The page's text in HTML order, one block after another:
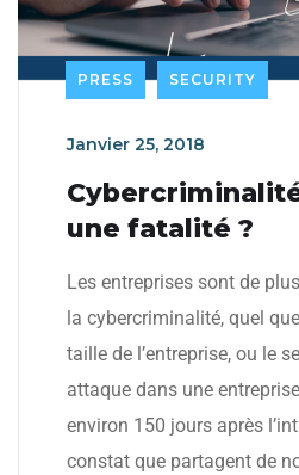
PRESS SECURITY
Janvier 25, 2018
une fatalité ?
Les entreprises sont de
la cybercriminalité, quel
taille de l’entreprise, ou le
attaque dans une
environ 150 jours après
constat que partagent de